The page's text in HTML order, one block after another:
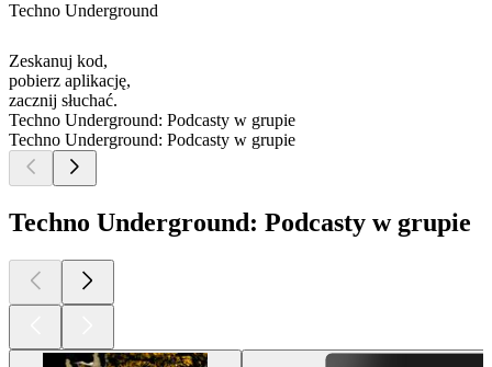
Techno Underground
Zeskanuj kod,
pobierz aplikację,
zacznij słuchać.
Techno Underground: Podcasty w grupie
Techno Underground: Podcasty w grupie
Techno Underground: Podcasty w grupie